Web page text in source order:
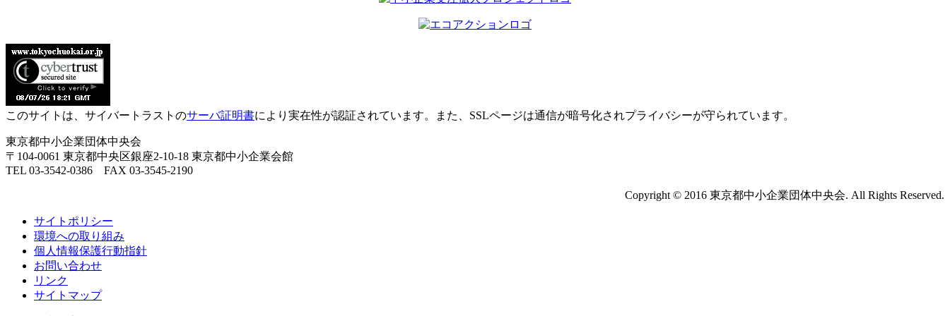
このサイトは、サイバートラストのサーバ証明書により実在性が認証されています。また、SSLページは通信が暗号化されプライバシーが守られています。
東京都中小企業団体中央会
〒104-0061 東京都中央区銀座2-10-18 東京都中小企業会館
TEL 03-3542-0386 FAX 03-3545-2190
Copyright © 2016 東京都中小企業団体中央会. All Rights Reserved.
サイトポリシー
環境への取り組み
個人情報保護行動指針
お問い合わせ
リンク
サイトマップ